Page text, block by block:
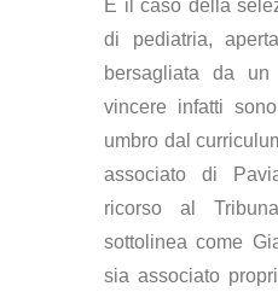
È il caso della
di pediatria,
bersagliata da
vincere infatti
umbro dal
associato di
ricorso al
sottolinea come
sia associato